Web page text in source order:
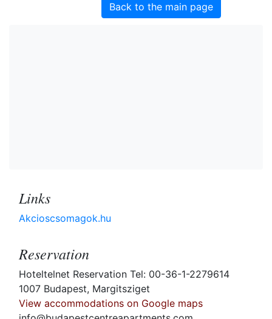
Back to the main page
Links
Akcioscsomagok.hu
Reservation
Hoteltelnet Reservation Tel: 00-36-1-2279614
1007 Budapest, Margitsziget
View accommodations on Google maps